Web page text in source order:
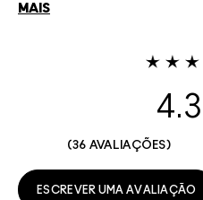
MAIS
4.3
36 AVALIAÇÕES
ESCREVER UMA AVALIAÇÃO